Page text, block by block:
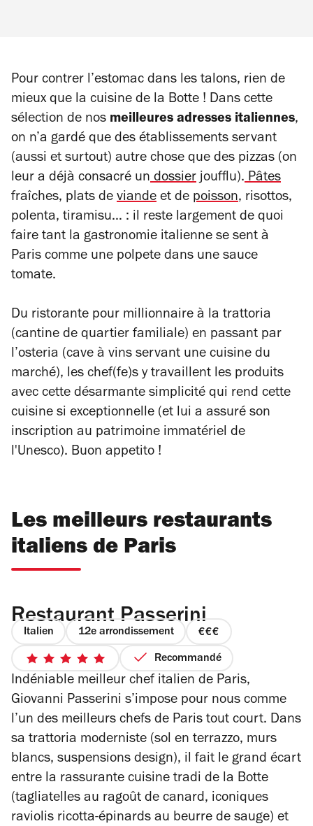
Pour contrer l’estomac dans les talons, rien de
mieux que la cuisine de la Botte ! Dans cette
sélection de nos meilleures adresses italiennes,
on n’a gardé que des établissements servant
(aussi et surtout) autre chose que des pizzas (on
leur a déjà consacré un dossier joufflu). Pâtes
fraîches, plats de viande et de poisson, risottos,
polenta, tiramisu… : il reste largement de quoi
faire tant la gastronomie italienne se sent à
Paris comme une polpete dans une sauce
tomate.
Du ristorante pour millionnaire à la trattoria
(cantine de quartier familiale) en passant par
l’osteria (cave à vins servant une cuisine du
marché), les chef(fe)s y travaillent les produits
avec cette désarmante simplicité qui rend cette
cuisine si exceptionnelle (et lui a assuré son
inscription au patrimoine immatériel de
l'Unesco). Buon appetito !
Les meilleurs restaurants
italiens de Paris
Restaurant Passerini
Italien 12e arrondissement
prix
3
sur
5
sur
5
étoiles
Recommandé
Indéniable meilleur chef italien de Paris,
Giovanni Passerini s’impose pour nous comme
l’un des meilleurs chefs de Paris tout court. Dans
sa trattoria moderniste (sol en terrazzo, murs
blancs, suspensions design), il fait le grand écart
entre la rassurante cuisine tradi de la Botte
(tagliatelles au ragoût de canard, iconiques
raviolis ricotta-épinards au beurre de sauge) et